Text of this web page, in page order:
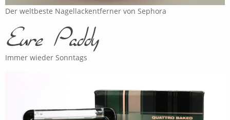
Der weltbeste Nagellackentferner von Sephora
Immer wieder Sonntags